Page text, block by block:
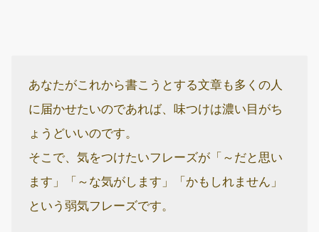
あなたがこれから書こうとする文章も多くの人
に届かせたいのであれば、味つけは濃い目がち
ょうどいいのです。
そこで、気をつけたいフレーズが「～だと思い
ます」「～な気がします」「かもしれません」
という弱気フレーズです。